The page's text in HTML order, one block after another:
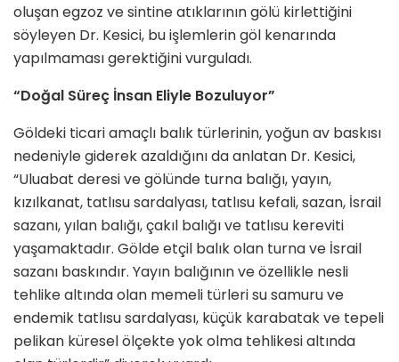
oluşan egzoz ve sintine atıklarının gölü kirlettiğini
söyleyen Dr. Kesici, bu işlemlerin göl kenarında
yapılmaması gerektiğini vurguladı.
“Doğal Süreç İnsan Eliyle Bozuluyor”
Göldeki ticari amaçlı balık türlerinin, yoğun av baskısı
nedeniyle giderek azaldığını da anlatan Dr. Kesici,
“Uluabat deresi ve gölünde turna balığı, yayın,
kızılkanat, tatlısu sardalyası, tatlısu kefali, sazan, İsrail
sazanı, yılan balığı, çakıl balığı ve tatlısu kereviti
yaşamaktadır. Gölde etçil balık olan turna ve İsrail
sazanı baskındır. Yayın balığının ve özellikle nesli
tehlike altında olan memeli türleri su samuru ve
endemik tatlısu sardalyası, küçük karabatak ve tepeli
pelikan küresel ölçekte yok olma tehlikesi altında